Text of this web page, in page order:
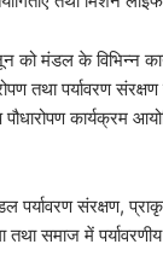
मंडल के विभिन्न
तथा पर्यावरण
कार्यक्रम
संरक्षण,
तथा समाज में